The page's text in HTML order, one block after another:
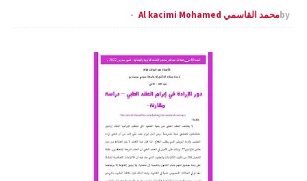
byمحمد القاسمي Al kacimi Mohamed